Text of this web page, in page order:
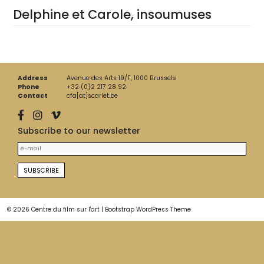
Delphine et Carole, insoumuses
Address
Avenue des Arts 19/F, 1000 Brussels
Phone
+32 (0)2 217 28 92
Contact
cfa[at]scarlet.be
Subscribe to our newsletter
© 2026 Centre du film sur l'art | Bootstrap WordPress Theme